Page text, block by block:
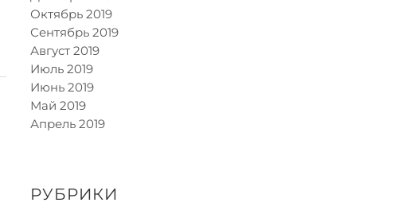
Октябрь 2019
Сентябрь 2019
Август 2019
Июль 2019
Июнь 2019
Май 2019
Апрель 2019
РУБРИКИ